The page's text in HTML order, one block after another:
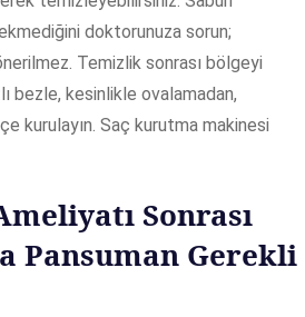
doktorunuza sorun;
Temizlik sonrası bölgeyi
bezle, kesinlikle ovalamadan,
kurulayın. Saç kurutma makinesi
Sonrası
Pansuman Gerekli